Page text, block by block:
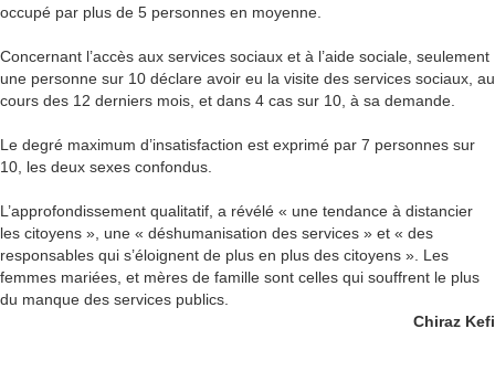
occupé par plus de 5 personnes en moyenne.
Concernant l’accès aux services sociaux et à l’aide sociale, seulement
une personne sur 10 déclare avoir eu la visite des services sociaux, au
cours des 12 derniers mois, et dans 4 cas sur 10, à sa demande.
Le degré maximum d’insatisfaction est exprimé par 7 personnes sur
10, les deux sexes confondus.
L’approfondissement qualitatif, a révélé « une tendance à distancier
les citoyens », une « déshumanisation des services » et « des
responsables qui s’éloignent de plus en plus des citoyens ». Les
femmes mariées, et mères de famille sont celles qui souffrent le plus
du manque des services publics.
Chiraz Kefi